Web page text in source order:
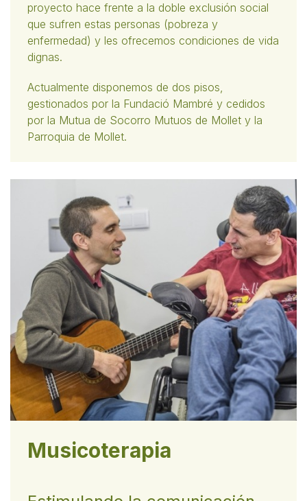
proyecto hace frente a la doble exclusión social
que sufren estas personas (pobreza y
enfermedad) y les ofrecemos condiciones de vida
dignas.
Actualmente disponemos de dos pisos,
gestionados por la Fundació Mambré y cedidos
por la Mutua de Socorro Mutuos de Mollet y la
Parroquia de Mollet.
Musicoterapia